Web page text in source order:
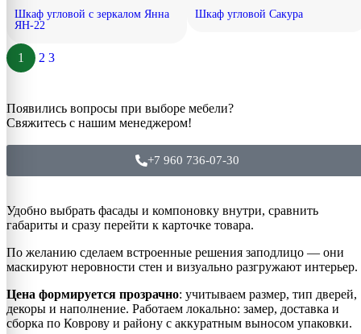
Шкаф угловой с зеркалом Янна
ЯН-22
Шкаф угловой Сакура
1 2 3
Появились вопросы при выборе мебели?
Свяжитесь с нашим менеджером!
+7 960 736-07-30
Удобно выбрать фасады и компоновку внутри, сравнить
габариты и сразу перейти к карточке товара.
По желанию сделаем встроенные решения заподлицо — они
маскируют неровности стен и визуально разгружают интерьер.
Цена формируется прозрачно: учитываем размер, тип дверей,
декоры и наполнение. Работаем локально: замер, доставка и
сборка по Коврову и району с аккуратным выносом упаковки.